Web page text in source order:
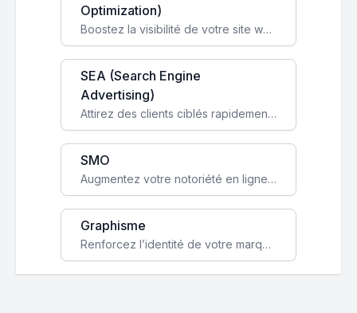
Optimization)
Boostez la visibilité de votre site web sur Google et attirez du trafic qualifié grâce à nos stratégies SEO.
SEA (Search Engine
Advertising)
Attirez des clients ciblés rapidement avec des campagnes publicitaires payantes optimisées pour vos objectifs.
SMO
Augmentez votre notoriété en ligne et stimulez la croissance de votre entreprise grâce à une stratégie sociale sur mesure.
Graphisme
Renforcez l’identité de votre marque avec un design unique qui capte l’attention et engage vos clients.